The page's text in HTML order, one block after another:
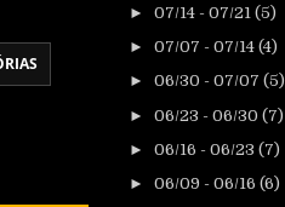
► 07/14 - 07/21 (5)
► 07/07 - 07/14 (4)
► 06/30 - 07/07 (5)
► 06/23 - 06/30 (7)
► 06/16 - 06/23 (7)
► 06/09 - 06/16 (6)